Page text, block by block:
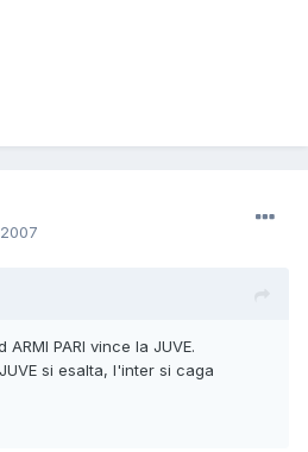
PARI vince la JUVE.
si esalta, l'inter si caga